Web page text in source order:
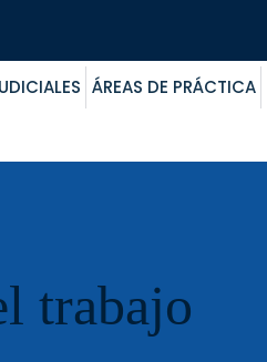
ÁREAS DE PRÁCTICA
trabajo